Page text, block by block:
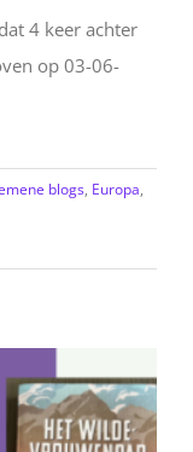
4 keer achter
op 03-06-
blogs, Europa,